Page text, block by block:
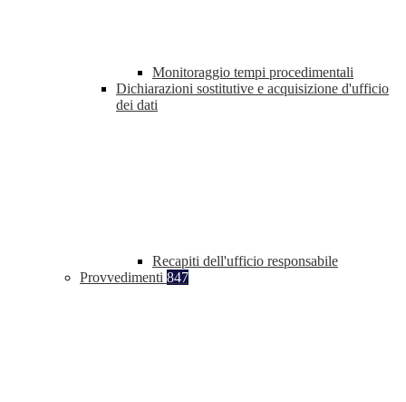
Monitoraggio tempi procedimentali
Dichiarazioni sostitutive e acquisizione d'ufficio
dei dati
Recapiti dell'ufficio responsabile
Provvedimenti 847